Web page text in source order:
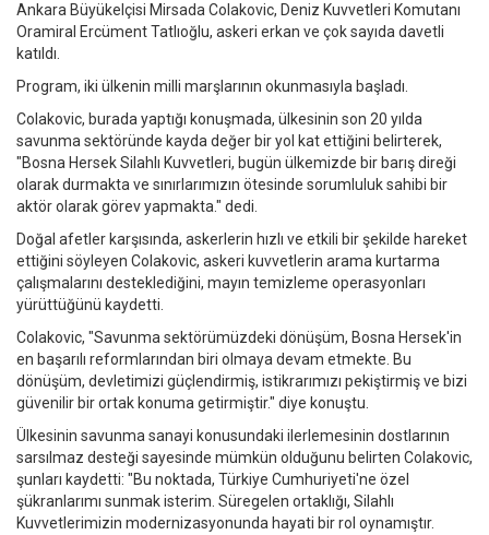
Ankara Büyükelçisi Mirsada Colakovic, Deniz Kuvvetleri Komutanı
Oramiral Ercüment Tatlıoğlu, askeri erkan ve çok sayıda davetli
katıldı.
Program, iki ülkenin milli marşlarının okunmasıyla başladı.
Colakovic, burada yaptığı konuşmada, ülkesinin son 20 yılda
savunma sektöründe kayda değer bir yol kat ettiğini belirterek,
"Bosna Hersek Silahlı Kuvvetleri, bugün ülkemizde bir barış direği
olarak durmakta ve sınırlarımızın ötesinde sorumluluk sahibi bir
aktör olarak görev yapmakta." dedi.
Doğal afetler karşısında, askerlerin hızlı ve etkili bir şekilde hareket
ettiğini söyleyen Colakovic, askeri kuvvetlerin arama kurtarma
çalışmalarını desteklediğini, mayın temizleme operasyonları
yürüttüğünü kaydetti.
Colakovic, "Savunma sektörümüzdeki dönüşüm, Bosna Hersek'in
en başarılı reformlarından biri olmaya devam etmekte. Bu
dönüşüm, devletimizi güçlendirmiş, istikrarımızı pekiştirmiş ve bizi
güvenilir bir ortak konuma getirmiştir." diye konuştu.
Ülkesinin savunma sanayi konusundaki ilerlemesinin dostlarının
sarsılmaz desteği sayesinde mümkün olduğunu belirten Colakovic,
şunları kaydetti: "Bu noktada, Türkiye Cumhuriyeti'ne özel
şükranlarımı sunmak isterim. Süregelen ortaklığı, Silahlı
Kuvvetlerimizin modernizasyonunda hayati bir rol oynamıştır.